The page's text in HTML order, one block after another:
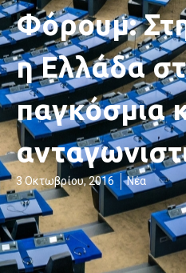
Φόρουμ:
η Ελλάδα
παγκόσμια
3 Οκτωβρίου, 2016 Νέα